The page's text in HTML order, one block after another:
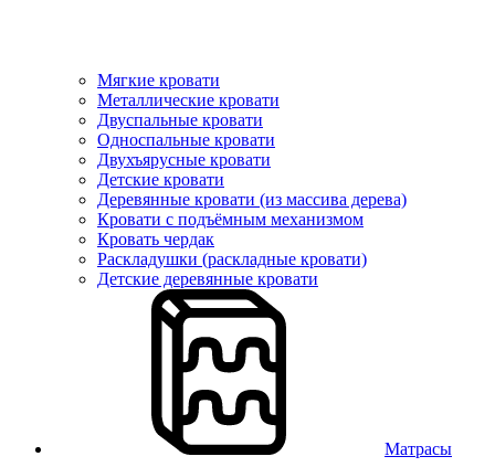
Мягкие кровати
Металлические кровати
Двуспальные кровати
Односпальные кровати
Двухъярусные кровати
Детские кровати
Деревянные кровати (из массива дерева)
Кровати с подъёмным механизмом
Кровать чердак
Раскладушки (раскладные кровати)
Детские деревянные кровати
Матрасы